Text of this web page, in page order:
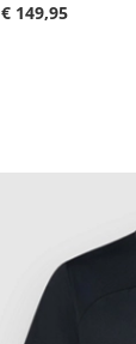
€ 149,95